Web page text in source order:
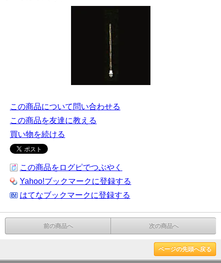
この商品について問い合わせる
この商品を友達に教える
買い物を続ける
この商品をログピでつぶやく
Yahoo!ブックマークに登録する
はてなブックマークに登録する
前の商品へ 次の商品へ
ページの先頭へ戻る